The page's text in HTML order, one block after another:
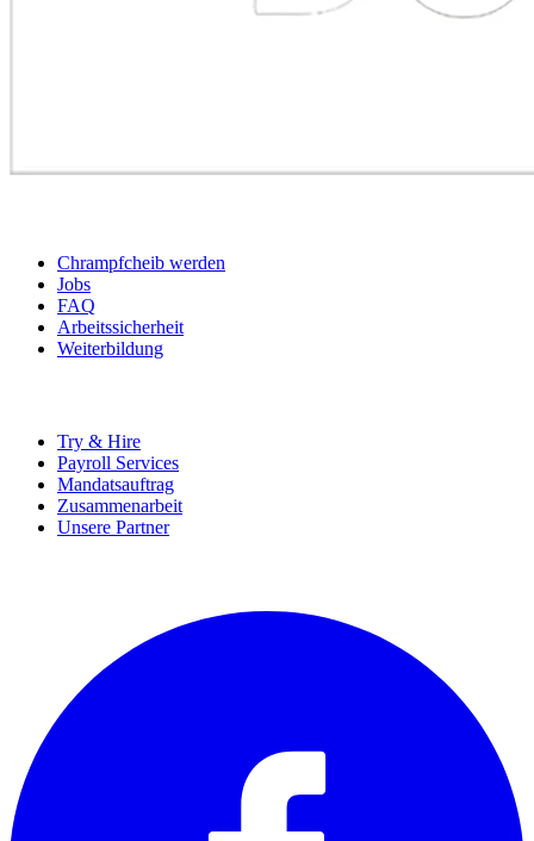
Chrampfcheib werden
Jobs
FAQ
Arbeitssicherheit
Weiterbildung
Try & Hire
Payroll Services
Mandatsauftrag
Zusammenarbeit
Unsere Partner